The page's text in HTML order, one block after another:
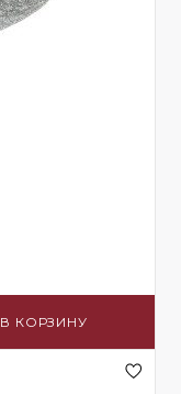
В КОРЗИНУ